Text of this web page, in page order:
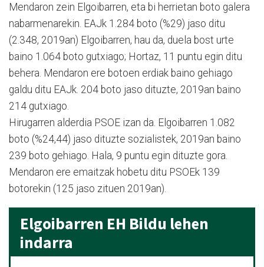
Mendaron zein Elgoibarren, eta bi herrietan boto galera
nabarmenarekin. EAJk 1.284 boto (%29) jaso ditu
(2.348, 2019an) Elgoibarren, hau da, duela bost urte
baino 1.064 boto gutxiago; Hortaz, 11 puntu egin ditu
behera. Mendaron ere botoen erdiak baino gehiago
galdu ditu EAJk. 204 boto jaso dituzte, 2019an baino
214 gutxiago.
Hirugarren alderdia PSOE izan da. Elgoibarren 1.082
boto (%24,44) jaso dituzte sozialistek, 2019an baino
239 boto gehiago. Hala, 9 puntu egin dituzte gora.
Mendaron ere emaitzak hobetu ditu PSOEk 139
botorekin (125 jaso zituen 2019an).
Elgoibarren EH Bildu lehen
indarra